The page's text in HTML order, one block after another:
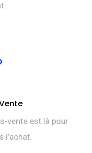
vente est là pour
l’achat.